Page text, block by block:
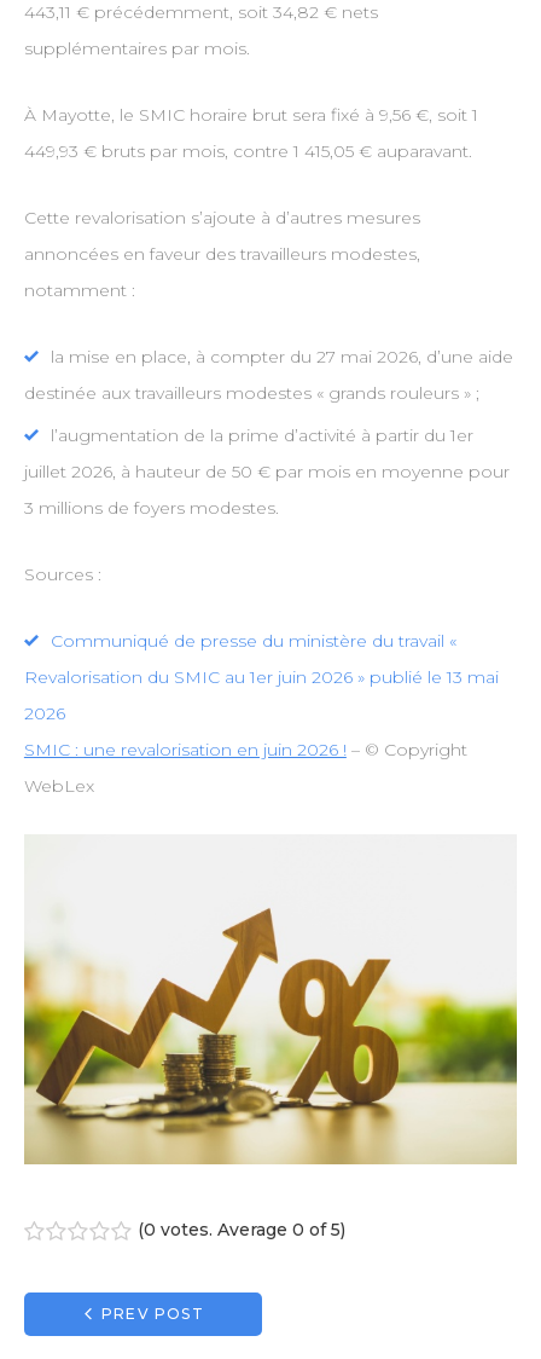
443,11 € précédemment, soit 34,82 € nets
supplémentaires par mois.
À Mayotte, le SMIC horaire brut sera fixé à 9,56 €, soit 1
449,93 € bruts par mois, contre 1 415,05 € auparavant.
Cette revalorisation s’ajoute à d’autres mesures
annoncées en faveur des travailleurs modestes,
notamment :
la mise en place, à compter du 27 mai 2026, d’une aide
destinée aux travailleurs modestes « grands rouleurs » ;
l’augmentation de la prime d’activité à partir du 1er
juillet 2026, à hauteur de 50 € par mois en moyenne pour
3 millions de foyers modestes.
Sources :
Communiqué de presse du ministère du travail «
Revalorisation du SMIC au 1er juin 2026 » publié le 13 mai
2026
SMIC : une revalorisation en juin 2026 !– © Copyright
WebLex
(0 votes. Average 0 of 5)
Navigation
de
PREV POST